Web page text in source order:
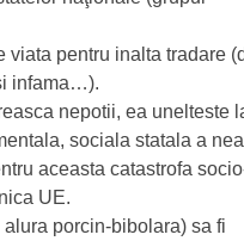
viata pentru inalta tradare
infama…).
nepotii, ea unelteste
sociala statala a
aceasta catastrofa
UE.
porcin-bibolara) sa fi